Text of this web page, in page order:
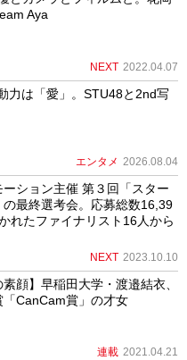
Aya
NEXT 2022.04.07
力は「愛」。STU48と2nd写
エンタメ 2026.08.04
ション主催 第３回「スター
最終選考会。応募総数16,39
れたファイナリスト16人から
NEXT 2023.10.10
素顔】早稲田大学・渡邉結衣、
CanCam賞」の才女
連載 2021.04.21